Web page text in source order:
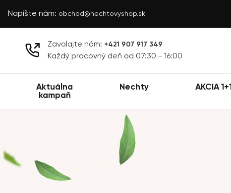
Napíšte nám: obchod@nechtovyshop.sk
Zavolajte nám: +421 907 917 349
Každý pracovný deň od 07:30 - 16:00
Aktuálna
kampaň
Nechty AKCIA 1+1